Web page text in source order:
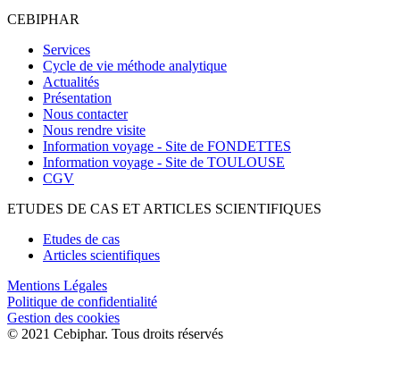
CEBIPHAR
Services
Cycle de vie méthode analytique
Actualités
Présentation
Nous contacter
Nous rendre visite
Information voyage - Site de FONDETTES
Information voyage - Site de TOULOUSE
CGV
ETUDES DE CAS ET ARTICLES SCIENTIFIQUES
Etudes de cas
Articles scientifiques
Mentions Légales
Politique de confidentialité
Gestion des cookies
© 2021 Cebiphar. Tous droits réservés